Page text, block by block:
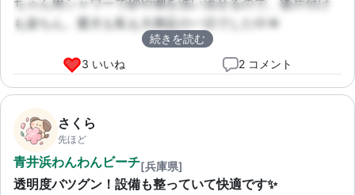
も楽ちん。愛犬も私も大満足の一日でした🐶☀️
続きを読む
3 いいね
2 コメント
さくら
先ほど
青井浜わんわんビーチ[兵庫県]
透明度バツグン！設備も整っていて快適です✨